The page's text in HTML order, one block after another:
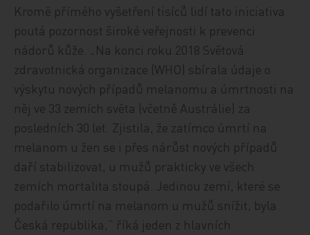
Kromě přímého vyšetření tisíců lidí tato iniciativa
poutá pozornost široké veřejnosti k prevenci
nádorů kůže. „Na konci roku 2018 Světová
zdravotnická organizace (WHO) sbírala údaje o
výskytu nových případů melanomu a úmrtnosti na
něj ve 33 zemích světa (včetně Austrálie) za
posledních 30 let. Zjistila, že zatímco úmrtí na
melanom u žen se i přes nárůst nových případů
daří stabilizovat, u mužů prakticky ve všech
zemích mortalita stoupá. Jedinou zemí, které se
podařilo úmrtí na melanom u mužů snížit, byla
Česká republika,“ říká jeden z hlavních